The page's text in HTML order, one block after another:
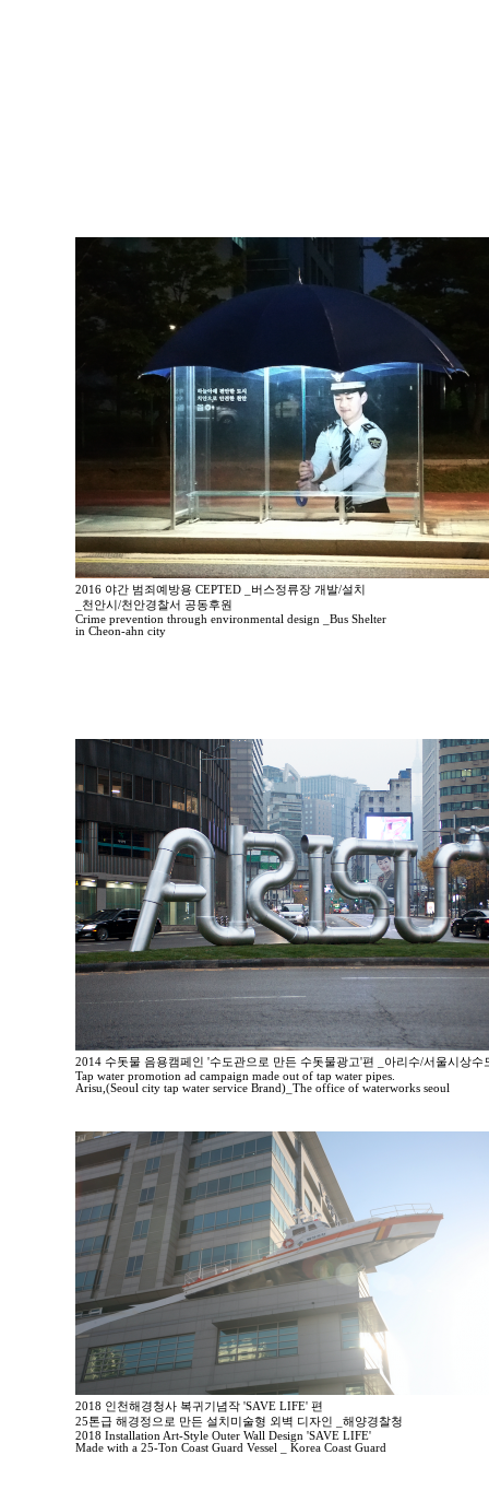
2016 야간 범죄예방용 CEPTED _버스정류장 개발/설치
_천안시/천안경찰서 공동후원
Crime prevention through environmental design _Bus Shelter
in Cheon-ahn city
2014 수돗물 음용캠페인 '수도관으로 만든 수돗물광고'편 _아리수/서울시상수
Tap water promotion ad campaign made out of tap water pipes.
Arisu,(Seoul city tap water service Brand)_The office of waterworks seoul
2018 인천해경청사 복귀기념작 'SAVE LIFE' 편
25톤급 해경정으로 만든 설치미술형 외벽 디자인 _해양경찰청
2018 Installation Art-Style Outer Wall Design 'SAVE LIFE'
Made with a 25-Ton Coast Guard Vessel _ Korea Coast Guard